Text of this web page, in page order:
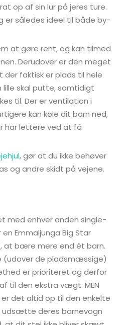
op af sin lur på jeres ture.
er således ideel til både by-
at gøre rent, og kan tilmed
Derudover er den meget
der faktisk er plads til hele
lille skal putte, samtidigt
til. Der er ventilation i
kan køle dit barn ned,
har lettere ved at få
, gør at du ikke behøver
og andre skidt på vejene.
med enhver anden single-
Emmaljunga Big Star
at bære mere end ét barn.
(udover de pladsmæssige)
er prioriteret og derfor
til den ekstra vægt. MEN
det altid op til den enkelte
udsætte deres barnevogn